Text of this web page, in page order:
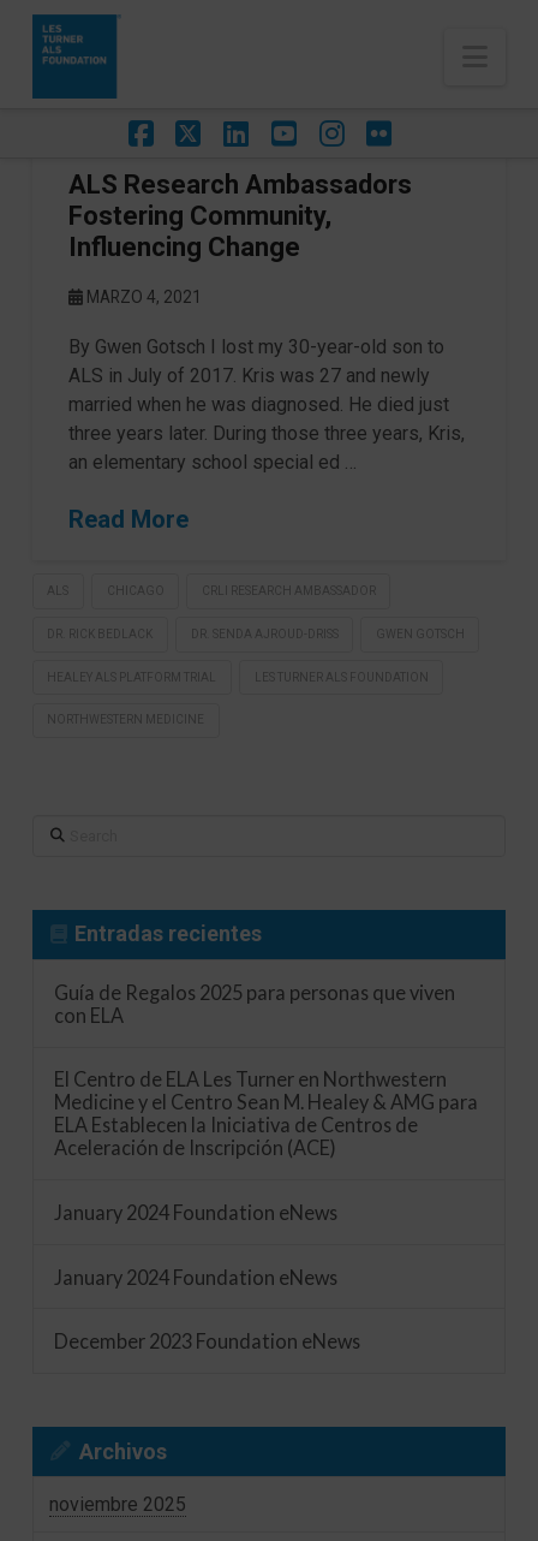
ALS Research Ambassadors
Fostering Community,
Influencing Change
MARZO 4, 2021
By Gwen Gotsch I lost my 30-year-old son to
ALS in July of 2017. Kris was 27 and newly
married when he was diagnosed. He died just
three years later. During those three years, Kris,
an elementary school special ed …
Read More
ALS CHICAGO CRLI RESEARCH AMBASSADOR
DR. RICK BEDLACK DR. SENDA AJROUD-DRISS GWEN GOTSCH
HEALEY ALS PLATFORM TRIAL LES TURNER ALS FOUNDATION
NORTHWESTERN MEDICINE
Search
Entradas recientes
Guía de Regalos 2025 para personas que viven
con ELA
El Centro de ELA Les Turner en Northwestern
Medicine y el Centro Sean M. Healey & AMG para
ELA Establecen la Iniciativa de Centros de
Aceleración de Inscripción (ACE)
January 2024 Foundation eNews
January 2024 Foundation eNews
December 2023 Foundation eNews
Archivos
noviembre 2025